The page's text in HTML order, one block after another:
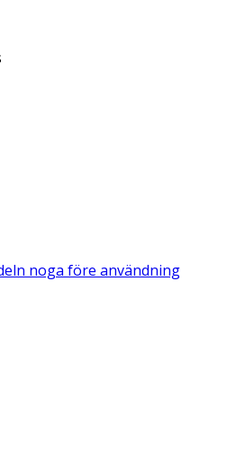
noga före användning